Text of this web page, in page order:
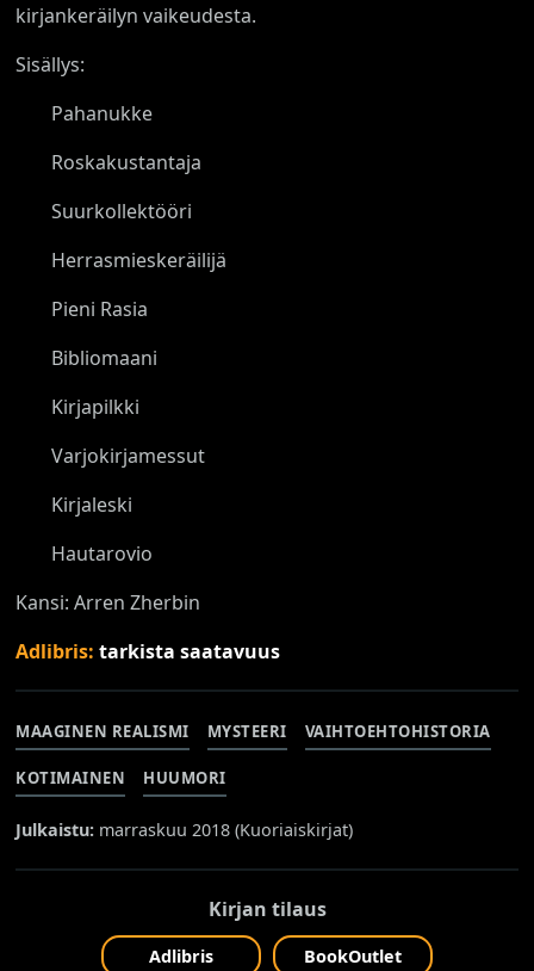
kirjankeräilyn vaikeudesta.
Sisällys:
Pahanukke
Roskakustantaja
Suurkollektööri
Herrasmieskeräilijä
Pieni Rasia
Bibliomaani
Kirjapilkki
Varjokirjamessut
Kirjaleski
Hautarovio
Kansi: Arren Zherbin
Adlibris:tarkista saatavuus
MAAGINEN REALISMI MYSTEERI VAIHTOEHTOHISTORIA
KOTIMAINEN HUUMORI
Julkaistu: marraskuu 2018 (Kuoriaiskirjat)
Kirjan tilaus
Adlibris BookOutlet